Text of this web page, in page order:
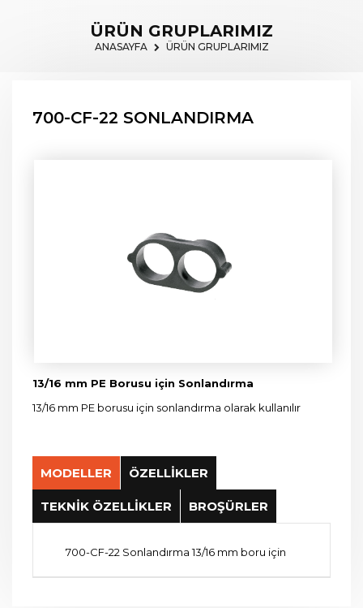
ÜRÜN GRUPLARIMIZ
ANASAYFA ÜRÜN GRUPLARIMIZ
700-CF-22 SONLANDIRMA
13/16 mm PE Borusu için Sonlandırma
13/16 mm PE borusu için sonlandırma olarak kullanılır
MODELLER ÖZELLİKLER
TEKNİK ÖZELLİKLER BROŞÜRLER
700-CF-22 Sonlandırma 13/16 mm boru için